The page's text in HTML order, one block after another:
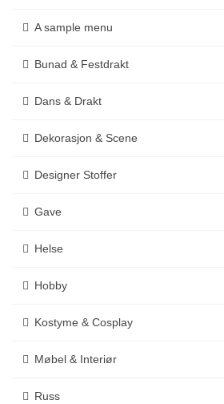
A sample menu
Bunad & Festdrakt
Dans & Drakt
Dekorasjon & Scene
Designer Stoffer
Gave
Helse
Hobby
Kostyme & Cosplay
Møbel & Interiør
Russ